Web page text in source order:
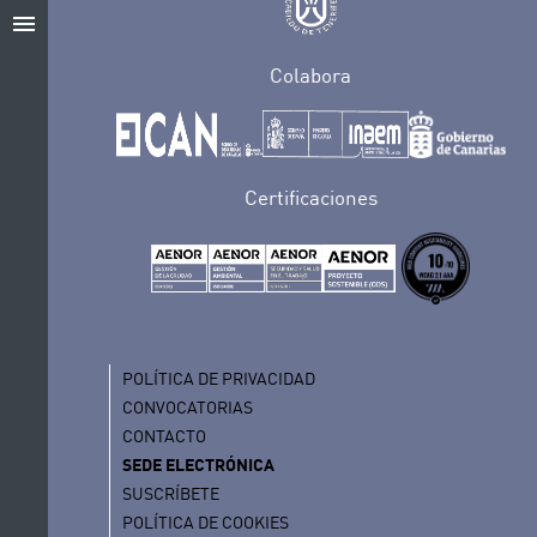
menu
Colabora
Certificaciones
POLÍTICA DE PRIVACIDAD
CONVOCATORIAS
CONTACTO
SEDE ELECTRÓNICA
SUSCRÍBETE
POLÍTICA DE COOKIES